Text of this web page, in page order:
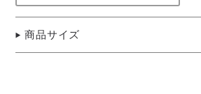
商品サイズ